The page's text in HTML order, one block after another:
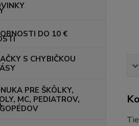
DO 10 €
S CHYBIČKOU
PRE ŠKÔLKY,
MC, PEDIATROV,